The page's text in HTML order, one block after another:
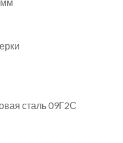
сталь 09Г2С